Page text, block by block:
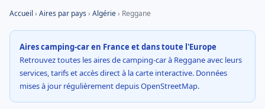
Accueil › Aires par pays› Algérie› Reggane
Aires camping-car en France et dans toute l'Europe
Retrouvez toutes les aires de camping-car à Reggane avec leurs
services, tarifs et accès direct à la carte interactive. Données
mises à jour régulièrement depuis OpenStreetMap.